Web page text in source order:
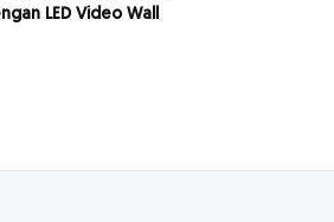
LED Video Wall